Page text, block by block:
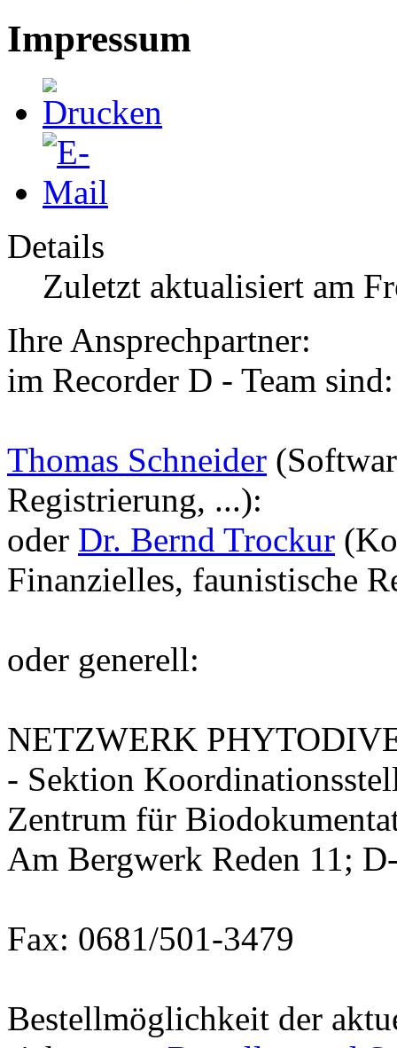
Impressum
Details
Zuletzt aktualisiert am
Ihre Ansprechpartner:
im Recorder D - Team sind:
Thomas Schneider
Registrierung, ...):
oder Dr. Bernd Trockur
Finanzielles, faunistische
oder generell:
NETZWERK
- Sektion
Zentrum für
Am Bergwerk Reden 11;
Fax: 0681/501-3479
Bestellmöglichkeit der